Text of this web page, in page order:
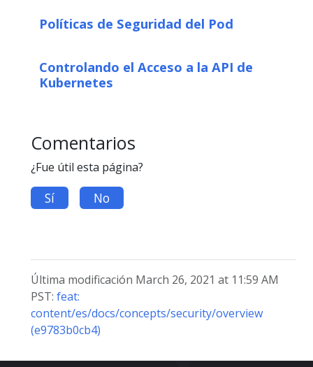
Políticas de Seguridad del Pod
Controlando el Acceso a la API de
Kubernetes
Comentarios
¿Fue útil esta página?
Sí No
Última modificación March 26, 2021 at 11:59 AM
PST: feat:
content/es/docs/concepts/security/overview
(e9783b0cb4)